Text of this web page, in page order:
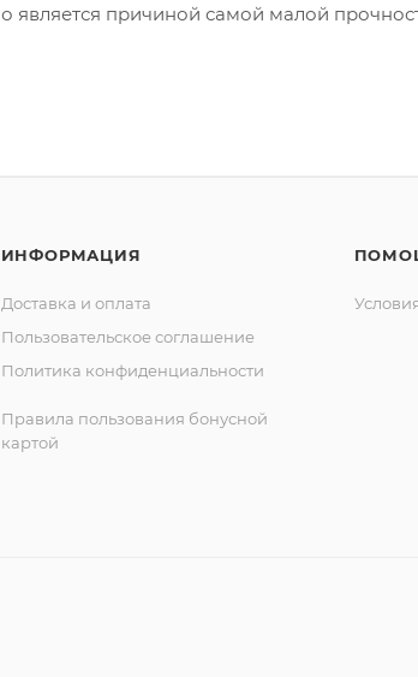
является причиной самой малой
ИНФОРМАЦИЯ
Доставка и оплата
Пользовательское соглашение
Политика конфиденциальности
Правила пользования бонусной
картой